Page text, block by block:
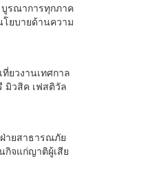
รณาการทุกภาค
ยบายด้านความ
ป้องกัน
ยวงานเทศกาล
วสิค เฟสติวัล
ายสาธารณภัย
กิจแก่ญาติผู้เสีย
ไหม้ โรงเบียร์ ณ